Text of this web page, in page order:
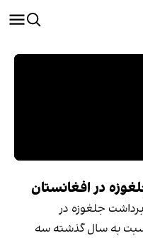
در افغانستان
جلغوزه در
به سال گذشته سه